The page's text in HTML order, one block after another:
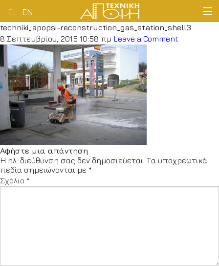
EL EN
ΑΡΧΙΚΗ
ΕΤΑΙΡΕΙΑ
ΔΡΑΣΤΗΡΙΟΤΗΤΕΣ
ΠΕΛΑΤΟΛΟΓΙΟ
ΝΕΑ
ΕΠΙΚΟΙΝΩΝΙΑ
techniki_apopsi-reconstruction_gas_station_shell3
8 Σεπτεμβρίου, 2015 10:58 πμ Leave a Comment
Αφήστε μια απάντηση
Η ηλ. διεύθυνση σας δεν δημοσιεύεται. Τα υποχρεωτικά
πεδία σημειώνονται με *
Σχόλιο *